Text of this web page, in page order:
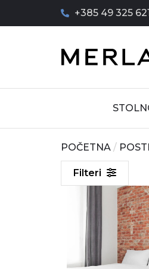
+385 49 325
POČETNA /
Filteri